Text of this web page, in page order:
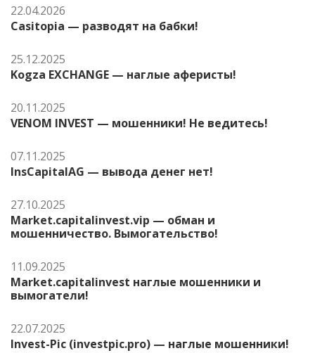
22.04.2026
Casitopia — разводят на бабки!
25.12.2025
Kogza EXCHANGE — наглые аферисты!
20.11.2025
VENOM INVEST — мошенники! Не ведитесь!
07.11.2025
InsCapitalAG — вывода денег нет!
27.10.2025
Market.capitalinvest.vip — обман и
мошенничество. Вымогательство!
11.09.2025
Market.capitalinvest наглые мошенники и
вымогатели!
22.07.2025
Invest-Pic (investpic.pro) — наглые мошенники!